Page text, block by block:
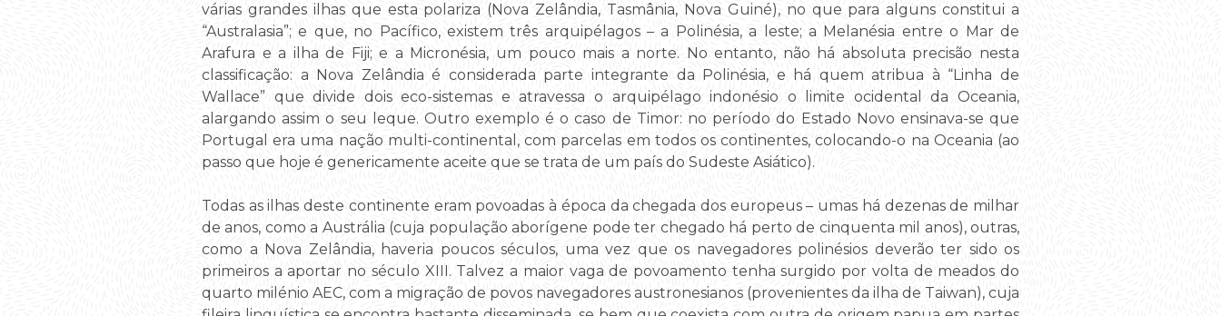
várias grandes ilhas que esta polariza (Nova Zelândia, Tasmânia, Nova Guiné), no que para alguns constitui a
“Australasia”; e que, no Pacífico, existem três arquipélagos – a Polinésia, a leste; a Melanésia entre o Mar de
Arafura e a ilha de Fiji; e a Micronésia, um pouco mais a norte. No entanto, não há absoluta precisão nesta
classificação: a Nova Zelândia é considerada parte integrante da Polinésia, e há quem atribua à “Linha de
Wallace” que divide dois eco-sistemas e atravessa o arquipélago indonésio o limite ocidental da Oceania,
alargando assim o seu leque. Outro exemplo é o caso de Timor: no período do Estado Novo ensinava-se que
Portugal era uma nação multi-continental, com parcelas em todos os continentes, colocando-o na Oceania (ao
passo que hoje é genericamente aceite que se trata de um país do Sudeste Asiático).
Todas as ilhas deste continente eram povoadas à época da chegada dos europeus – umas há dezenas de milhar
de anos, como a Austrália (cuja população aborígene pode ter chegado há perto de cinquenta mil anos), outras,
como a Nova Zelândia, haveria poucos séculos, uma vez que os navegadores polinésios deverão ter sido os
primeiros a aportar no século XIII. Talvez a maior vaga de povoamento tenha surgido por volta de meados do
quarto milénio AEC, com a migração de povos navegadores austronesianos (provenientes da ilha de Taiwan), cuja